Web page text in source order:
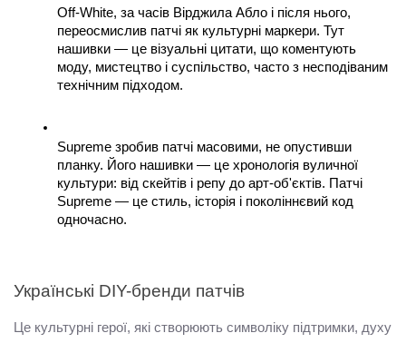
Off-White, за часів Вірджила Абло і після нього,
переосмислив патчі як культурні маркери. Тут
нашивки — це візуальні цитати, що коментують
моду, мистецтво і суспільство, часто з несподіваним
технічним підходом.
Supreme зробив патчі масовими, не опустивши
планку. Його нашивки — це хронологія вуличної
культури: від скейтів і репу до арт-об'єктів. Патчі
Supreme — це стиль, історія і поколіннєвий код
одночасно.
Українські DIY-бренди патчів
Це культурні герої, які створюють символіку підтримки, духу